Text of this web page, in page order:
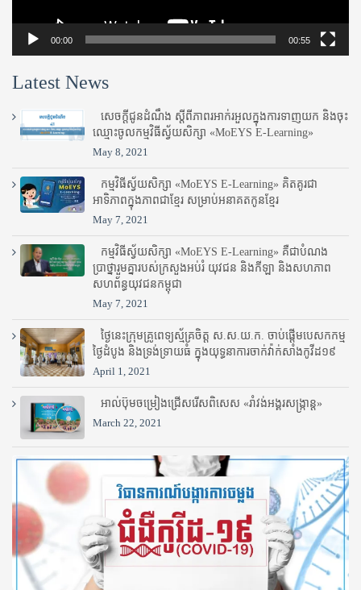
00:00 00:55
Latest News
សេចក្តីជូនដំណឹង ស្តី​ពីភាព​រអាក់រអួល​ក្នុងការ​ទាញ​យក និង​ចុះ​
ឈ្មោះ​ចូល​កម្មវិធី​ស្វ័យសិក្សា «MoEYS E-Learning»
May 8, 2021
កម្មវិធីស្វ័យសិក្សា «MoEYS E-Learning» គិតគូរជា
អាទិភាពក្នុងភាពជាខ្មែរ សម្រាប់អនាគតកូនខ្មែរ
May 7, 2021
កម្មវិធីស្វ័យសិក្សា «MoEYS E-Learning» គឺជាបំណង
ប្រាថ្នារួមគ្នារបស់ក្រសួងអប់រំ​ យុវជន និងកីឡា និងសហភាព
សហព័ន្ធយុវជនកម្ពុជា
May 7, 2021
ថ្ងៃនេះក្រុមគ្រូពេទ្យស្ម័គ្រចិត្ត ស.ស.យ.ក. ចាប់ផ្តើមបេសកកម្ម
ថ្ងៃដំបូង និងទ្រង់ទ្រាយធំ ក្នុងយុទ្ធនាការចាក់វ៉ាក់សាំងកូវីដ១៩
April 1, 2021
អាល់ប៊ុមចម្រៀងជ្រើសរើសពិសេស «រាំវង់អង្គរសង្ក្រាន្ត»
March 22, 2021